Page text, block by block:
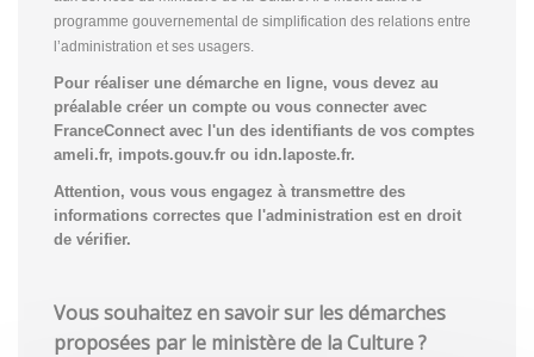
programme gouvernemental de simplification des relations entre
l’administration et ses usagers.
Pour réaliser une démarche en ligne, vous devez au
préalable créer un compte ou vous connecter avec
FranceConnect avec l'un des identifiants de vos comptes
ameli.fr, impots.gouv.fr ou idn.laposte.fr.
Attention, vous vous engagez à transmettre des
informations correctes que l'administration est en droit
de vérifier.
Vous souhaitez en savoir sur les démarches
proposées par le ministère de la Culture ?